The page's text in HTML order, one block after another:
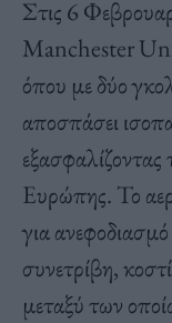
Στις 6
Manchester
όπου με δύο
αποσπάσει
Ευρώπης. Το
για
συνετρίβη,
μεταξύ των